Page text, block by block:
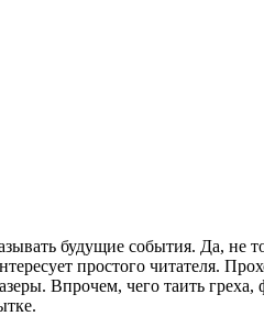
будущие события. Да, не
простого читателя.
Впрочем, чего таить греха,